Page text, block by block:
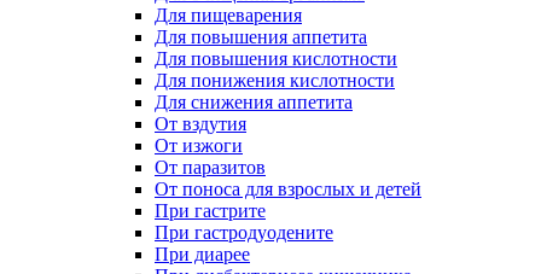
Для пищеварения
Для повышения аппетита
Для повышения кислотности
Для понижения кислотности
Для снижения аппетита
От вздутия
От изжоги
От паразитов
От поноса для взрослых и детей
При гастрите
При гастродуодените
При диарее